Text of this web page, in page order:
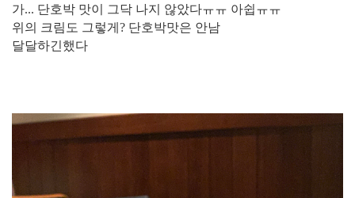
가... 단호박 맛이 그닥 나지 않았다ㅠㅠ 아쉽ㅠㅠ
위의 크림도 그렇게? 단호박맛은 안남
달달하긴했다